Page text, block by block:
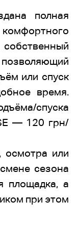
полная
или спуск
время.
спуска
— 120 грн/
осмотра или
сезона
площадка, а
при этом